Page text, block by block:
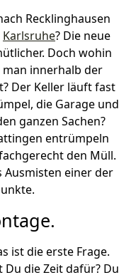
Recklinghausen
Karlsruhe? Die neue
Doch wohin
innerhalb der
Der Keller läuft fast
die Garage und
ganzen Sachen?
entrümpeln
den Müll.
Ausmisten einer der
ist die erste Frage.
Du die Zeit dafür? Du